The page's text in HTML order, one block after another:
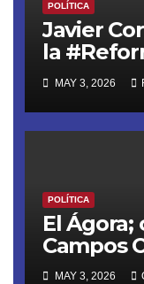
POLÍTICA
Javier
la
frenar
MAY 3, 2026
POLÍTICA
El
Campos
MAY 3, 2026